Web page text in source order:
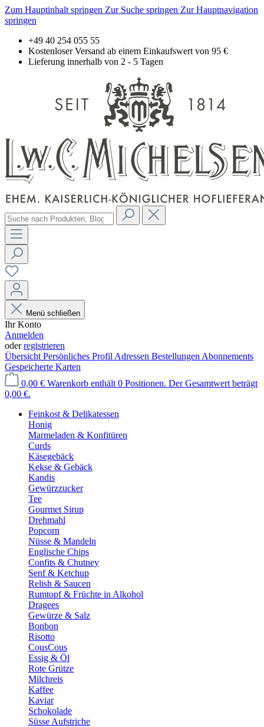
Zum Hauptinhalt springen Zur Suche springen Zur Hauptnavigation
springen
+49 40 254 055 55
Kostenloser Versand ab einem Einkaufswert von 95 €
Lieferung innerhalb von 2 - 5 Tagen
Menü schließen
Ihr Konto
Anmelden
oderregistrieren
Übersicht Persönliches Profil Adressen Bestellungen Abonnements
Gespeicherte Karten
0,00 € Warenkorb enthält 0 Positionen. Der Gesamtwert beträgt
0,00 €.
Feinkost & Delikatessen
Honig
Marmeladen & Konfitüren
Curds
Käsegebäck
Kekse & Gebäck
Kandis
Gewürzzucker
Tee
Gourmet Sirup
Drehmahl
Popcorn
Nüsse & Mandeln
Englische Chips
Confits & Chutney
Senf & Ketchup
Relish & Saucen
Rumtopf & Früchte in Alkohol
Dragees
Gewürze & Salz
Bonbon
Risotto
CousCous
Essig & Öl
Rote Grütze
Milchreis
Kaffee
Kaviar
Schokolade
Süsse Aufstriche